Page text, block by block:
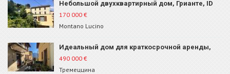
Небольшой двухквартирный дом, Грианте, ID
681
170 000 €
Montano Lucino
Идеальный дом для краткосрочной аренды,
Тремеццина, ID 41
490 000 €
Тремеццина